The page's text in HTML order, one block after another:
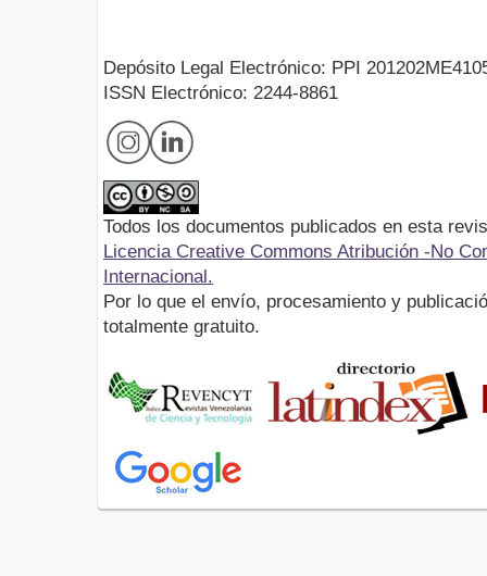
Depósito Legal Electrónico: PPI
ISSN Electrónico: 2244-8861
Todos los documentos publicados en esta
Licencia Creative Commons Atribución -No
Internacional.
Por lo que el envío, procesamiento y
totalmente gratuito.